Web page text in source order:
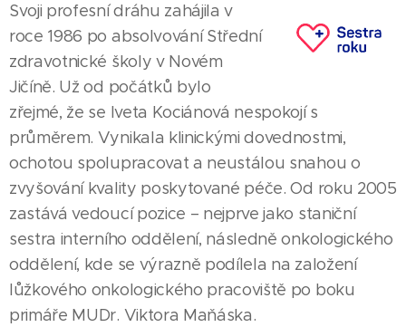
Svoji profesní dráhu zahájila v
roce 1986 po absolvování Střední
zdravotnické školy v Novém
Jičíně. Už od počátků bylo
zřejmé, že se Iveta Kociánová nespokojí s
průměrem. Vynikala klinickými dovednostmi,
ochotou spolupracovat a neustálou snahou o
zvyšování kvality poskytované péče. Od roku 2005
zastává vedoucí pozice – nejprve jako staniční
sestra interního oddělení, následně onkologického
oddělení, kde se výrazně podílela na založení
lůžkového onkologického pracoviště po boku
primáře MUDr. Viktora Maňáska.